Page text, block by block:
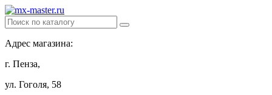
Адрес магазина:
г. Пенза,
ул. Гоголя, 58